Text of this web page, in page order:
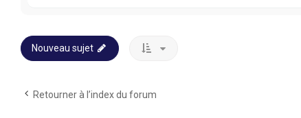
Nouveau sujet
Retourner à l’index du forum